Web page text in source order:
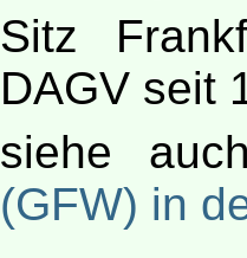
Sitz
DAGV seit
siehe
(GFW) in